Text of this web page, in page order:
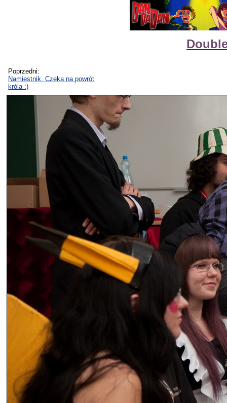
Poprzedni:
Namiestnik. Czeka na powrót
króla :)